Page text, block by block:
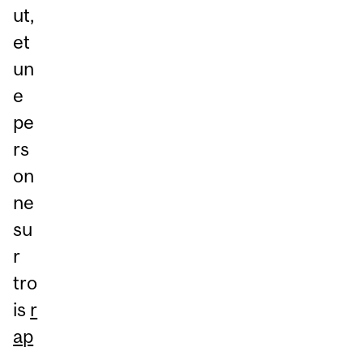
ut,
et
un
e
pe
rs
on
ne
su
r
tro
is r
ap